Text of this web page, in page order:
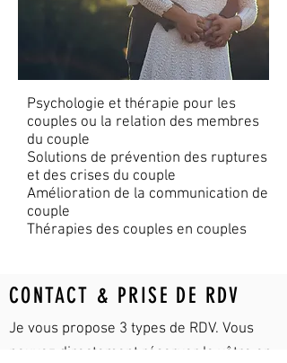
Psychologie et thérapie pour les
couples ou la relation des membres
du couple
Solutions de prévention des ruptures
et des crises du couple
Amélioration de la communication de
couple
Thérapies des couples en couples
CONTACT & PRISE DE RDV
Je vous propose 3 types de RDV. Vous
pouvez directement réserver le vôtre en